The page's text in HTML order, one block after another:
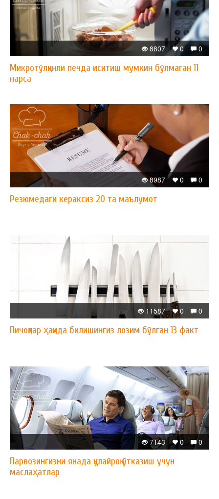
0
0
8807
Микротўлқинли печда иситиш мумкин бўлмаган 11
нарса
0
0
8987
Резюмедаги кераксиз 20 та маълумот
0
0
11587
Пичоқлар ҳақида билишингиз лозим бўлган 13 факт
0
0
7143
Парвозингизни янада қулайроқ ўтказиш учун
маслаҳатлар